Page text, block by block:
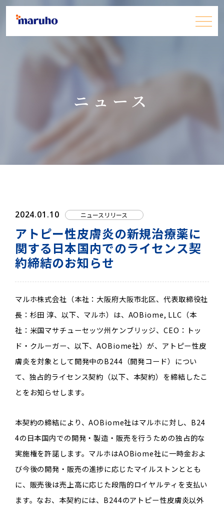
医療関係者の皆さま
企業情報
お問い合わせ
ニュース
2024.01.10 ニュースリリース
アトピー性皮膚炎の新規治療薬に
関する日本国内でのライセンス契
約締結のお知らせ
マルホ株式会社（本社：大阪府大阪市北区、代表取締役社
長：杉田 淳、以下、マルホ）は、AOBiome, LLC（本
社：米国マサチューセッツ州ケンブリッジ、CEO：トッ
ド・クルーガー、以下、AOBiome社）が、アトピー性皮
膚炎を対象として開発中のB244（開発コード）につい
て、独占的ライセンス契約（以下、本契約）を締結したこ
とをお知らせします。
本契約の締結により、AOBiome社はマルホに対し、B24
4の日本国内での開発・製造・販売を行うための独占的な
実施権を許諾します。マルホはAOBiome社に一時金およ
び今後の開発・販売の進捗に応じたマイルストンととも
に、販売後は売上高に応じた段階的ロイヤルティを支払い
ます。なお、本契約には、B244のアトピー性皮膚炎以外